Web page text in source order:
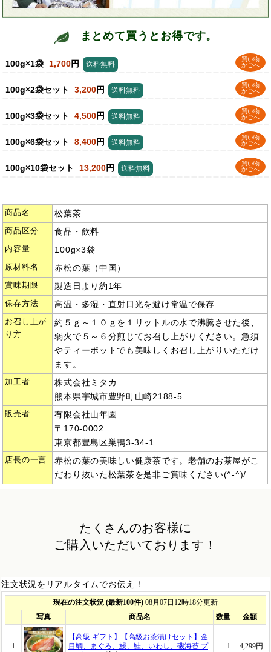
まとめて買うとお得です。
100g×1袋 1,700円
買い物
かごへ
送料無料
100g×2袋セット 3,200円
買い物
かごへ
送料無料
100g×3袋セット 4,500円
買い物
かごへ
送料無料
100g×6袋セット 8,400円
買い物
かごへ
送料無料
100g×10袋セット 13,200円
買い物
かごへ
送料無料
商品名 松葉茶
商品区分 食品・飲料
内容量 100g×3袋
原材料名 赤松の葉（中国）
賞味期限 製造日より約1年
保存方法 高温・多湿・直射日光を避け常温で保存
お召し上が
り方
約５ｇ～１０ｇを１リットルの水で沸騰させた後、
弱火で５～６分煎じてお召し上がりください。急須
やティーポットでも美味しくお召し上がりいただけ
ます。
加工者
株式会社ミタカ
熊本県宇城市豊野町山崎2188-5
販売者
有限会社山年園
〒170-0002
東京都豊島区巣鴨3-34-1
店長の一言
赤松の葉の美味しい健康茶です。老舗のお茶屋がこ
だわり抜いた松葉茶を是非ご賞味ください(^-^)/
たくさんのお客様に
ご購入いただいております！
注文状況をリアルタイムでお伝え！